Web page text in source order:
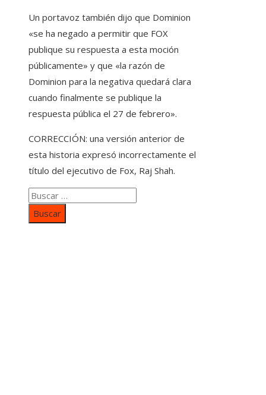
Un portavoz también dijo que Dominion
«se ha negado a permitir que FOX
publique su respuesta a esta moción
públicamente» y que «la razón de
Dominion para la negativa quedará clara
cuando finalmente se publique la
respuesta pública el 27 de febrero».
CORRECCIÓN: una versión anterior de
esta historia expresó incorrectamente el
título del ejecutivo de Fox, Raj Shah.
Buscar: